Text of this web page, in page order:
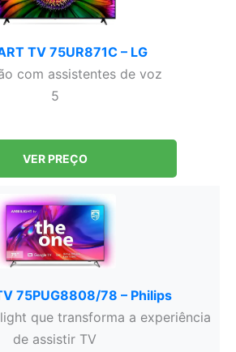
TV 75UR871C – LG
com assistentes de voz
5
VER PREÇO
75PUG8808/78 – Philips
que transforma a experiência
de assistir TV